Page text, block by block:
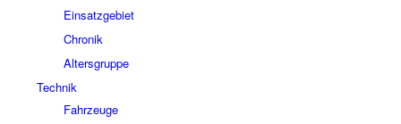
Einsatzgebiet
Chronik
Altersgruppe
Technik
Fahrzeuge